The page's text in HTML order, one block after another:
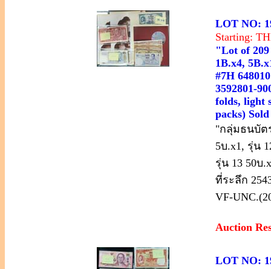
LOT NO:
Starting:
"Lot of
1B.x4,
#7H
3592801-
folds, light
packs)
"กลุ่มธนบัต
5บ.x1, รุ่น
รุ่น 13 50บ
ที่ระลึก
VF-
Auction
LOT NO: